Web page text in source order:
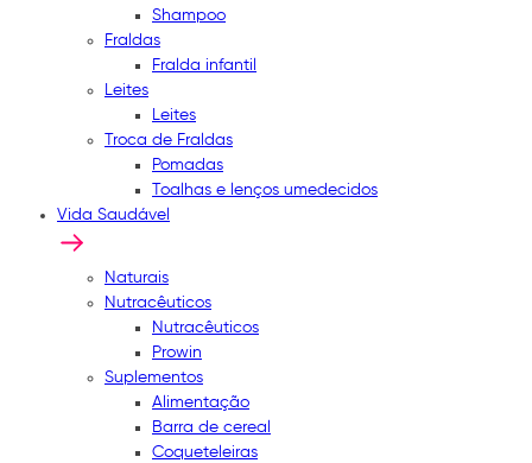
Shampoo
Fraldas
Fralda infantil
Leites
Leites
Troca de Fraldas
Pomadas
Toalhas e lenços umedecidos
Vida Saudável
Naturais
Nutracêuticos
Nutracêuticos
Prowin
Suplementos
Alimentação
Barra de cereal
Coqueteleiras